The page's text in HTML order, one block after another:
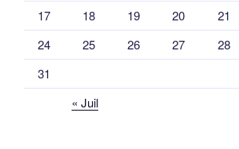
17 18 19 20 21
24
25 26 27 28
31
« Juil